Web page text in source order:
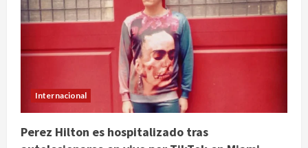
Internacional
Perez Hilton es hospitalizado tras